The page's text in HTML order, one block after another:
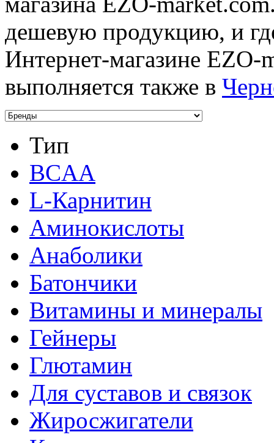
дешевую продукцию, и
Интернет-магазине EZO-
выполняется также в
Тип
BCAA
L-Карнитин
Аминокислоты
Анаболики
Батончики
Витамины и минералы
Гейнеры
Глютамин
Для суставов и связок
Жиросжигатели